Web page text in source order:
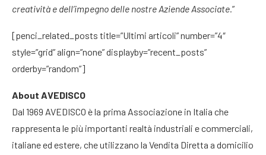
creatività e dell’impegno delle nostre Aziende Associate.”
[penci_related_posts title=”Ultimi articoli” number=”4″
style=”grid” align=”none” displayby=”recent_posts”
orderby=”random”]
About AVEDISCO
Dal 1969 AVEDISCO è la prima Associazione in Italia che
rappresenta le più importanti realtà industriali e commerciali,
italiane ed estere, che utilizzano la Vendita Diretta a domicilio